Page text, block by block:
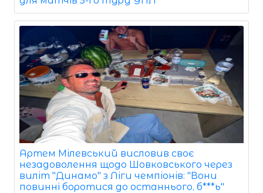
Артем Мілевський висловив своє
незадоволення щодо Шовковського через
виліт "Динамо" з Ліги чемпіонів: "Вони
повинні боротися до останнього, б***ь"